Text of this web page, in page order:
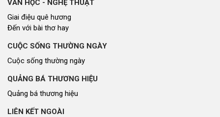
VĂN HỌC - NGHỆ THUẬT
Giai điệu quê hương
Đến với bài thơ hay
CUỘC SỐNG THƯỜNG NGÀY
Cuộc sống thường ngày
QUẢNG BÁ THƯƠNG HIỆU
Quảng bá thương hiệu
LIÊN KẾT NGOÀI